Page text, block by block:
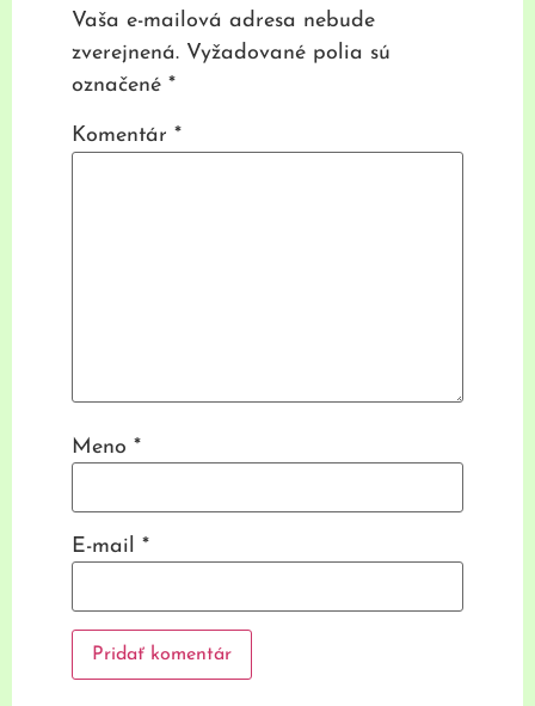
Vaša e-mailová adresa nebude
zverejnená. Vyžadované polia sú
označené *
Komentár *
Meno *
E-mail *